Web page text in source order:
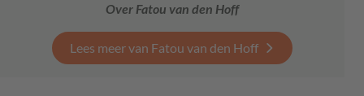
Over Fatou van den Hoff
Lees meer van Fatou van den Hoff